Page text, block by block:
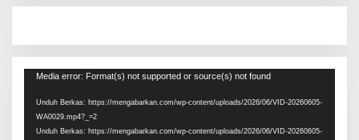
Pemutar
Media error: Format(s) not supported or source(s) not found
Unduh Berkas: https://mengabarkan.com/wp-content/uploads/2026/06/VID-20260605-
WA0029.mp4?_=2
Unduh Berkas: https://mengabarkan.com/wp-content/uploads/2026/06/VID-20260605-